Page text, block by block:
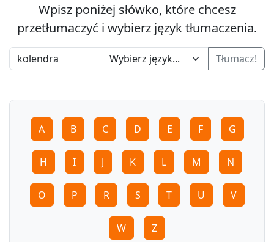
Wpisz poniżej słówko, które chcesz
przetłumaczyć i wybierz język tłumaczenia.
Tłumacz!
A B C D E F G
H I J K L M N
O P R S T U V
W Z